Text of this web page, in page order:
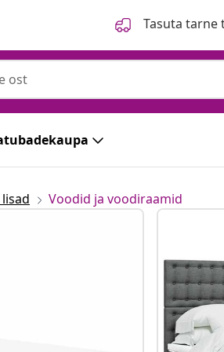
Tasuta tarne
Voodid ja voodiraamid